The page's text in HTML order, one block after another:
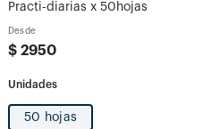
Practi-diarias x 50hojas
Desde
$ 2950
50 hojas